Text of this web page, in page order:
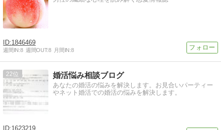
1846469
週間IN:8 週間OUT:8 月間IN:8
22 婚活悩み相談ブログ
あなたの婚活の悩みを解決します。お見合いパーティー
やネット婚活での婚活の悩みを解決します。
1623219